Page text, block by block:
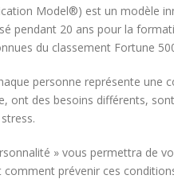
Model®) est un modèle
pendant 20 ans pour la
du classement Fortune
personne représente une
ont des besoins différents,
» vous permettra de
prévenir ces